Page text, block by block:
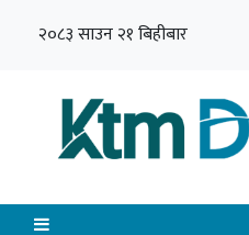
२०८३ साउन २१ बिहीबार